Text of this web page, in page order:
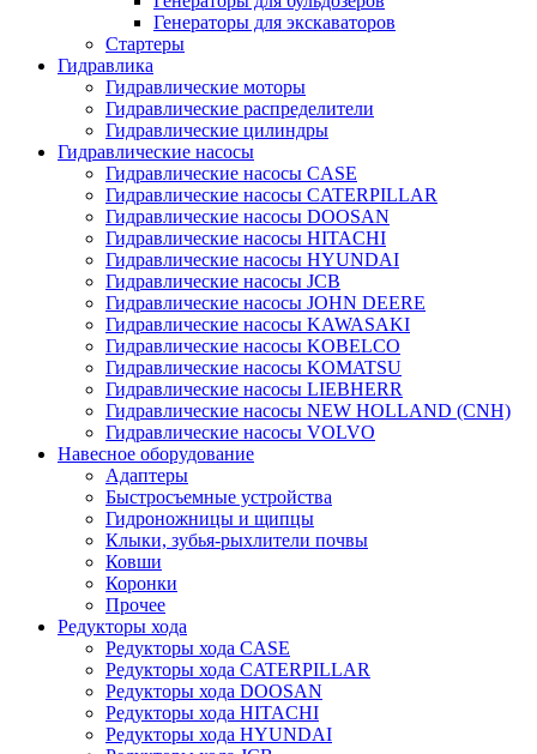
Генераторы для экскаваторов
Стартеры
Гидравлика
Гидравлические моторы
Гидравлические распределители
Гидравлические цилиндры
Гидравлические насосы
Гидравлические насосы CASE
Гидравлические насосы CATERPILLAR
Гидравлические насосы DOOSAN
Гидравлические насосы HITACHI
Гидравлические насосы HYUNDAI
Гидравлические насосы JCB
Гидравлические насосы JOHN DEERE
Гидравлические насосы KAWASAKI
Гидравлические насосы KOBELCO
Гидравлические насосы KOMATSU
Гидравлические насосы LIEBHERR
Гидравлические насосы NEW HOLLAND (CNH)
Гидравлические насосы VOLVO
Навесное оборудование
Адаптеры
Быстросъемные устройства
Гидроножницы и щипцы
Клыки, зубья-рыхлители почвы
Ковши
Коронки
Прочее
Редукторы хода
Редукторы хода CASE
Редукторы хода CATERPILLAR
Редукторы хода DOOSAN
Редукторы хода HITACHI
Редукторы хода HYUNDAI